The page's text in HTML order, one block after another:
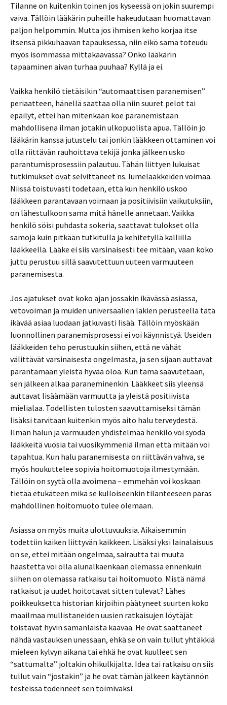
Tilanne on kuitenkin toinen jos kyseessä on jokin suurempi
vaiva. Tällöin lääkärin puheille hakeudutaan huomattavan
paljon helpommin. Mutta jos ihmisen keho korjaa itse
itsensä pikkuhaavan tapauksessa, niin eikö sama toteudu
myös isommassa mittakaavassa? Onko lääkärin
tapaaminen aivan turhaa puuhaa? Kyllä ja ei.
Vaikka henkilö tietäisikin “automaattisen paranemisen”
periaatteen, hänellä saattaa olla niin suuret pelot tai
epäilyt, ettei hän mitenkään koe paranemistaan
mahdollisena ilman jotakin ulkopuolista apua. Tällöin jo
lääkärin kanssa jutustelu tai jonkin lääkkeen ottaminen voi
olla riittävän rauhoittava tekijä jonka jälkeen usko
parantumisprosessiin palautuu. Tähän liittyen lukuisat
tutkimukset ovat selvittäneet ns. lumelääkkeiden voimaa.
Niissä toistuvasti todetaan, että kun henkilö uskoo
lääkkeen parantavaan voimaan ja positiivisiin vaikutuksiin,
on lähestulkoon sama mitä hänelle annetaan. Vaikka
henkilö söisi puhdasta sokeria, saattavat tulokset olla
samoja kuin pitkään tutkitulla ja kehitetyllä kalliilla
lääkkeellä. Lääke ei siis varsinaisesti tee mitään, vaan koko
juttu perustuu sillä saavutettuun uuteen varmuuteen
paranemisesta.
Jos ajatukset ovat koko ajan jossakin ikävässä asiassa,
vetovoiman ja muiden universaalien lakien perusteella tätä
ikävää asiaa luodaan jatkuvasti lisää. Tällöin myöskään
luonnollinen paranemisprosessi ei voi käynnistyä. Useiden
lääkkeiden teho perustuukin siihen, että ne vähät
välittävät varsinaisesta ongelmasta, ja sen sijaan auttavat
parantamaan yleistä hyvää oloa. Kun tämä saavutetaan,
sen jälkeen alkaa paraneminenkin. Lääkkeet siis yleensä
auttavat lisäämään varmuutta ja yleistä positiivista
mielialaa. Todellisten tulosten saavuttamiseksi tämän
lisäksi tarvitaan kuitenkin myös aito halu terveydestä.
Ilman halun ja varmuuden yhdistelmää henkilö voi syödä
lääkkeitä vuosia tai vuosikymmeniä ilman että mitään voi
tapahtua. Kun halu paranemisesta on riittävän vahva, se
myös houkuttelee sopivia hoitomuotoja ilmestymään.
Tällöin on syytä olla avoimena – emmehän voi koskaan
tietää etukäteen mikä se kulloiseenkin tilanteeseen paras
mahdollinen hoitomuoto tulee olemaan.
Asiassa on myös muita ulottuvuuksia. Aikaisemmin
todettiin kaiken liittyvän kaikkeen. Lisäksi yksi lainalaisuus
on se, ettei mitään ongelmaa, sairautta tai muuta
haastetta voi olla alunalkaenkaan olemassa ennenkuin
siihen on olemassa ratkaisu tai hoitomuoto. Mistä nämä
ratkaisut ja uudet hoitotavat sitten tulevat? Lähes
poikkeuksetta historian kirjoihin päätyneet suurten koko
maailmaa mullistaneiden uusien ratkaisujen löytäjät
toistavat hyvin samanlaista kaavaa. He ovat saattaneet
nähdä vastauksen unessaan, ehkä se on vain tullut yhtäkkiä
mieleen kylvyn aikana tai ehkä he ovat kuulleet sen
“sattumalta” joltakin ohikulkijalta. Idea tai ratkaisu on siis
tullut vain “jostakin” ja he ovat tämän jälkeen käytännön
testeissä todenneet sen toimivaksi.